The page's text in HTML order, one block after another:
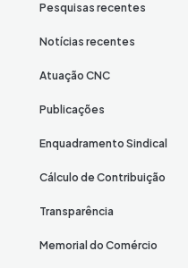
Pesquisas recentes
Notícias recentes
Atuação CNC
Publicações
Enquadramento Sindical
Cálculo de Contribuição
Transparência
Memorial do Comércio